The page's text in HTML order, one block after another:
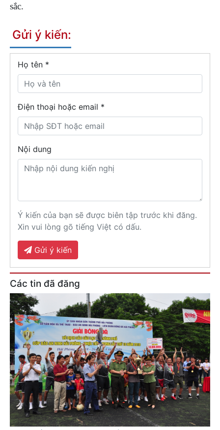
sắc.
Gửi ý kiến:
Họ tên *
Điện thoại hoặc email *
Nội dung
Ý kiến của bạn sẽ được biên tập trước khi đăng.
Xin vui lòng gõ tiếng Việt có dấu.
Gửi ý kiến
Các tin đã đăng